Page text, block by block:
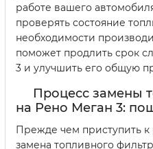
работе вашего
проверять состояние
необходимости
поможет продлить срок
3 и улучшить его общую
Процесс замены
на Рено Меган 3:
Прежде чем приступить к
замена топливного